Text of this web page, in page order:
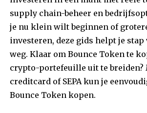
supply chain-beheer en
je nu klein wilt beginnen of
investeren, deze gids helpt je stap
weg. Klaar om Bounce Token te
crypto-portefeuille uit te breiden?
creditcard of SEPA kun je
Bounce Token kopen.